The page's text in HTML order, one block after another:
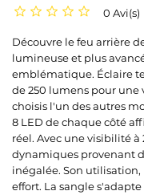
0 Avi(s)
Découvre le feu arrière
lumineuse et plus
emblématique. Éclaire
de 250 lumens pour
choisis l'un des autres
8 LED de chaque côté
réel. Avec une visibilité à
dynamiques provenant
inégalée. Son utilisation,
effort. La sangle